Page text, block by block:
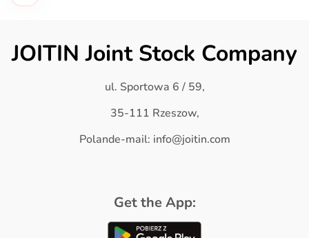
JOITIN Joint Stock Company
ul. Sportowa 6 / 59,
35-111 Rzeszow,
Polande-mail: info@joitin.com
Get the App: